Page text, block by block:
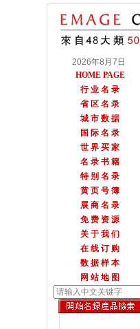
2026年8月7日
HOME PAGE
行 业 名 录
省 区 名 录
城 市 数 据
国 际 名 录
世 界 买 家
名 录 书 籍
特 别 名 录
黄 页 号 簿
展 商 名 录
免 费 资 源
关 于 我 们
在 线 订 购
数 据 样 本
网 站 地 图